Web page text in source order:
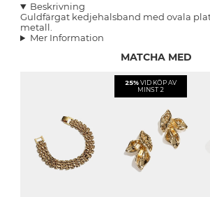
Beskrivning
Guldfärgat kedjehalsband med ovala
metall.
Mer Information
MATCHA MED
25% VID KÖP AV
MINST 2